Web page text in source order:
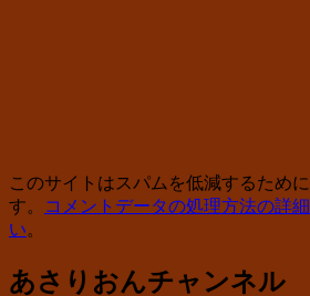
このサイトはスパムを低減するため
す。
コメントデータの処理方法の詳
い。
あさりおんチャンネル